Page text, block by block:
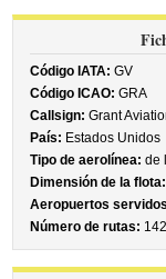
Código IATA: GV
Código ICAO: GRA
Callsign: Grant
País: Estados Unidos
Tipo de aerolínea: de
Dimensión de la flota:
Aeropuertos
Número de rutas: 142